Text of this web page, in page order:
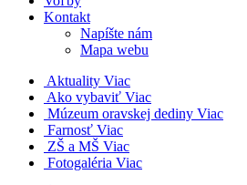
Kontakt
Napíšte nám
Mapa webu
Aktuality Viac
Ako vybaviť Viac
Múzeum oravskej dediny Viac
Farnosť Viac
ZŠ a MŠ Viac
Fotogaléria Viac